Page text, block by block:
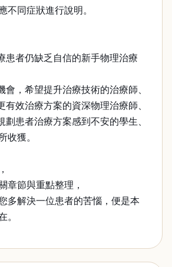
不同症狀進行說明。
患者仍缺乏自信的新手物理治療
會，希望提升治療技術的治療師、
有效治療方案的資深物理治療師、
劃患者治療方案感到不安的學生、
收獲。
章節與重點整理，
多解決一位患者的苦惱，便是本
。